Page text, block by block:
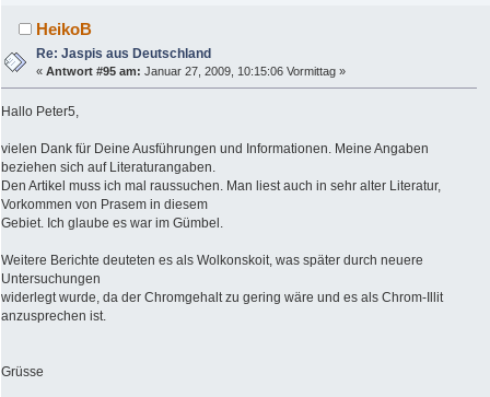
HeikoB
Re: Jaspis aus Deutschland
«Antwort #95 am: Januar 27, 2009, 10:15:06 Vormittag »
Hallo Peter5,
vielen Dank für Deine Ausführungen und Informationen. Meine Angaben
beziehen sich auf Literaturangaben.
Den Artikel muss ich mal raussuchen. Man liest auch in sehr alter Literatur,
Vorkommen von Prasem in diesem
Gebiet. Ich glaube es war im Gümbel.
Weitere Berichte deuteten es als Wolkonskoit, was später durch neuere
Untersuchungen
widerlegt wurde, da der Chromgehalt zu gering wäre und es als Chrom-Illit
anzusprechen ist.
Grüsse